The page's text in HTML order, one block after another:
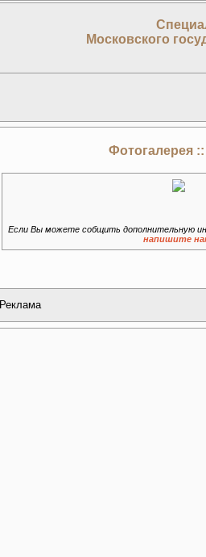
Московского
Фотогалерея
Если Вы можете собщить дополнительную
напишите
Реклама